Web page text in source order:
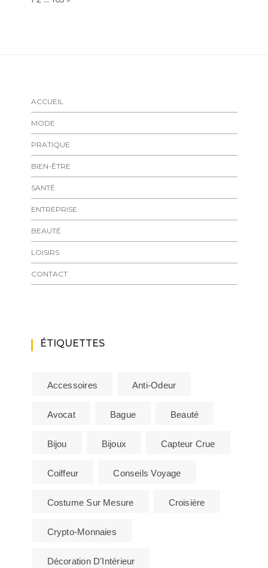
ACCUEIL
MODE
PRATIQUE
BIEN-ÊTRE
SANTÉ
ENTREPRISE
BEAUTÉ
LOISIRS
CONTACT
ÉTIQUETTES
Accessoires Anti-Odeur
Avocat Bague Beauté
Bijou Bijoux Capteur Crue
Coiffeur Conseils Voyage
Costume Sur Mesure Croisière
Crypto-Monnaies
Décoration D'Intérieur